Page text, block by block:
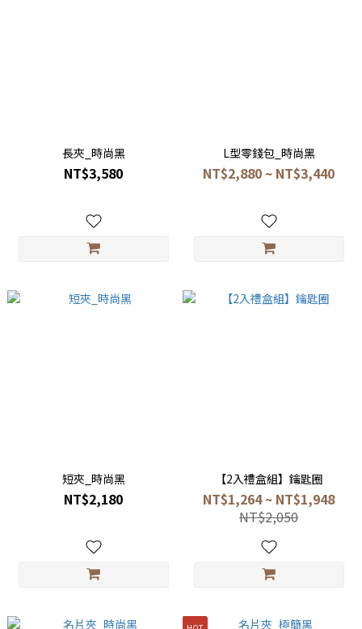
長夾_時尚黑
NT$3,580
L型零錢包_時尚黑
NT$2,880 ~ NT$3,440
短夾_時尚黑
NT$2,180
【2入禮盒組】鑰匙圈
NT$1,264 ~ NT$1,948
NT$2,050